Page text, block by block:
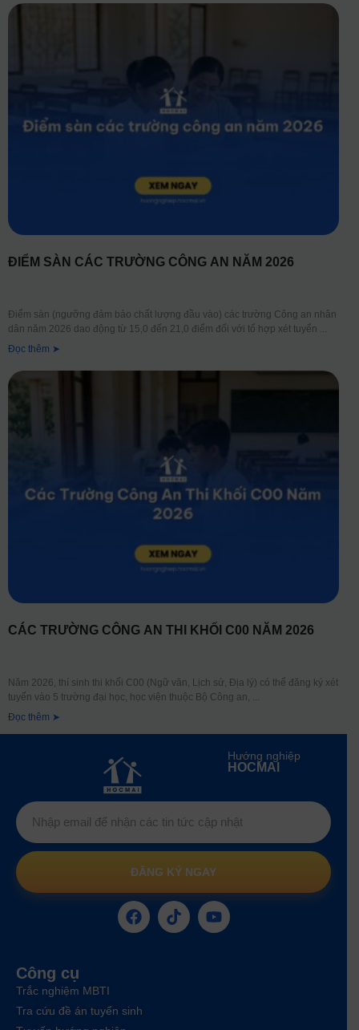
ĐIỂM SÀN CÁC TRƯỜNG CÔNG AN NĂM 2026
Điểm sàn (ngưỡng đảm bảo chất lượng đầu vào) các trường Công an nhân
dân năm 2026 dao động từ 15,0 đến 21,0 điểm đối với tổ hợp xét tuyển
Đọc thêm ➤
CÁC TRƯỜNG CÔNG AN THI KHỐI C00 NĂM 2026
Năm 2026, thí sinh thi khối C00 (Ngữ văn, Lịch sử, Địa lý) có thể đăng ký xét
tuyển vào 5 trường đại học, học viện thuộc Bộ Công an,
Đọc thêm ➤
Hướng nghiệp
HOCMAI
ĐĂNG KÝ NGAY
Công cụ
Trắc nghiệm MBTI
Tra cứu đề án tuyển sinh